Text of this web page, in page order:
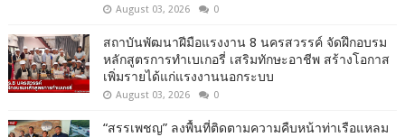
August 03, 2026 0
สถาบันพัฒนาฝีมือแรงงาน 8 นครสวรรค์ จัดฝึกอบรม
หลักสูตรการทำเบเกอรี่ เสริมทักษะอาชีพ สร้างโอกาส
เพิ่มรายได้แก่แรงงานนอกระบบ
August 03, 2026 0
“สรรเพชญ” ลงพื้นที่ติดตามความคืบหน้าท่าเรือแหลม